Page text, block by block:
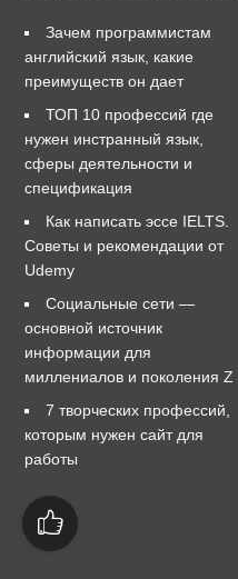
Зачем программистам
английский язык, какие
преимуществ он дает
ТОП 10 профессий где
нужен инстранный язык,
сферы деятельности и
спецификация
Как написать эссе IELTS.
Советы и рекомендации от
Udemy
Социальные сети —
основной источник
информации для
миллениалов и поколения Z
7 творческих профессий,
которым нужен сайт для
работы